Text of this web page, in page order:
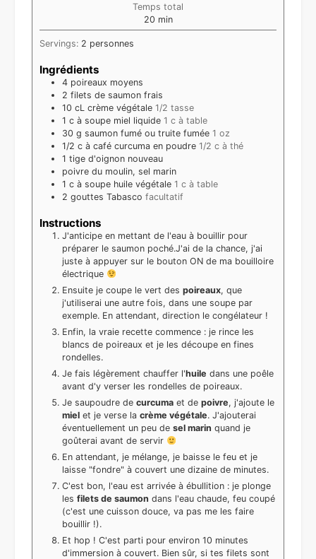
Temps total
20minutes
min
Servings: 2 personnes
Ingrédients
4 poireaux moyens
2 filets de saumon frais
10 cL crème végétale 1/2 tasse
1 c à soupe miel liquide 1 c à table
30 g saumon fumé ou truite fumée 1 oz
1/2 c à café curcuma en poudre 1/2 c à thé
1 tige d'oignon nouveau
poivre du moulin, sel marin
1 c à soupe huile végétale 1 c à table
2 gouttes Tabasco facultatif
Instructions
J'anticipe en mettant de l'eau à bouillir pour
préparer le saumon poché.J'ai de la chance, j'ai
juste à appuyer sur le bouton ON de ma bouilloire
électrique
Ensuite je coupe le vert des poireaux, que
j'utiliserai une autre fois, dans une soupe par
exemple. En attendant, direction le congélateur !
Enfin, la vraie recette commence : je rince les
blancs de poireaux et je les découpe en fines
rondelles.
Je fais légèrement chauffer l'huile dans une poêle
avant d'y verser les rondelles de poireaux.
Je saupoudre de curcuma et de poivre, j'ajoute le
miel et je verse la crème végétale. J'ajouterai
éventuellement un peu de sel marin quand je
goûterai avant de servir
En attendant, je mélange, je baisse le feu et je
laisse "fondre" à couvert une dizaine de minutes.
C'est bon, l'eau est arrivée à ébullition : je plonge
les filets de saumon dans l'eau chaude, feu coupé
(c'est une cuisson douce, va pas me les faire
bouillir !).
Et hop ! C'est parti pour environ 10 minutes
d'immersion à couvert. Bien sûr, si tes filets sont